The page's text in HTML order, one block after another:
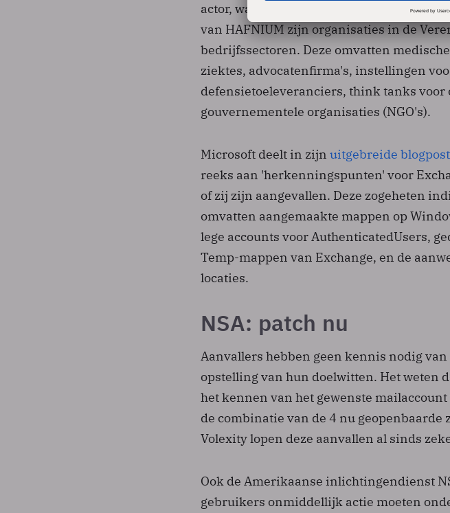
actor, wat dan dus de Chinese overheid
van HAFNIUM zijn organisaties in de
bedrijfssectoren. Deze omvatten
ziektes, advocatenfirma's, instellingen
defensietoeleveranciers, think tanks
gouvernementele organisaties (NGO's).
Microsoft deelt in zijn uitgebreide blogpost
reeks aan 'herkenningspunten' voor
of zij zijn aangevallen. Deze zogeheten
omvatten aangemaakte mappen op
lege accounts voor AuthenticatedUsers,
Temp-mappen van Exchange, en de
locaties.
NSA: patch nu
Aanvallers hebben geen kennis nodig
opstelling van hun doelwitten. Het weten
het kennen van het gewenste
de combinatie van de 4 nu geopenbaarde
Volexity lopen deze aanvallen al sinds
Ook de Amerikaanse inlichtingendienst
gebruikers onmiddellijk actie moeten